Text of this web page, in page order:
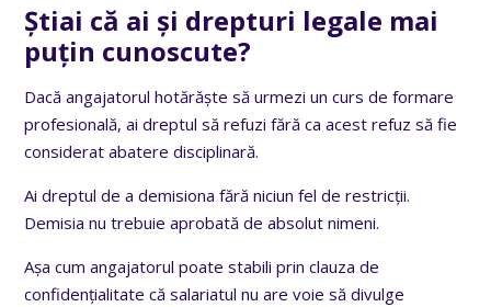
Știai că ai și drepturi legale mai
puțin cunoscute?
Dacă angajatorul hotărăște să urmezi un curs de formare
profesională, ai dreptul să refuzi fără ca acest refuz să fie
considerat abatere disciplinară.
Ai dreptul de a demisiona fără niciun fel de restricții.
Demisia nu trebuie aprobată de absolut nimeni.
Așa cum angajatorul poate stabili prin clauza de
confidențialitate că salariatul nu are voie să divulge